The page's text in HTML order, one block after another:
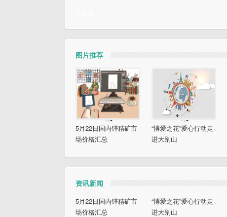
图片推荐
5月22日国内锌精矿市
场价格汇总
“博爱之花”爱心行动走
进大别山
资讯新闻
5月22日国内锌精矿市
场价格汇总
“博爱之花”爱心行动走
进大别山